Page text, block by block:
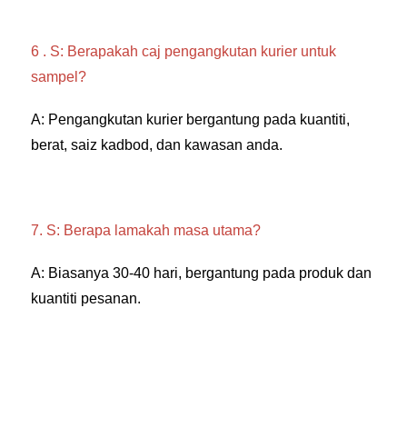
6 . S: Berapakah caj pengangkutan kurier untuk
sampel?
A: Pengangkutan kurier bergantung pada kuantiti,
berat, saiz kadbod, dan kawasan anda.
7. S: Berapa lamakah masa utama?
A: Biasanya 30-40 hari, bergantung pada produk dan
kuantiti pesanan.